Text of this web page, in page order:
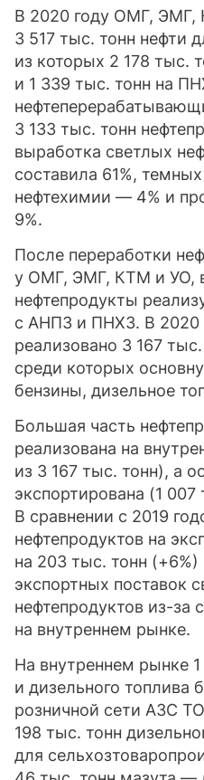
В 2020 году ОМГ, ЭМГ,
3 517 тыс. тонн нефти
из которых 2 178 тыс.
и 1 339 тыс. тонн на
3 133 тыс. тонн
выработка светлых
составила 61%,
нефтехимии — 4% и
9%.
После переработки
у ОМГ, ЭМГ, КТМ и УО,
нефтепродукты
с АНПЗ и ПНХЗ. В 2020
реализовано 3 167
среди которых
бензины, дизельное
Большая часть
реализована на
из 3 167 тыс. тонн), а
экспортирована (1 007
В сравнении с 2019
нефтепродуктов на
на 203 тыс. тонн (+6%)
экспортных поставок
нефтепродуктов из-за
на внутреннем рынке.
На внутреннем рынке
и дизельного топлива
розничной сети АЗС
198 тыс. тонн
для